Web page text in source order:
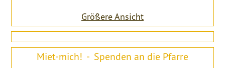
Größere Ansicht
Miet-mich! - Spenden an die Pfarre